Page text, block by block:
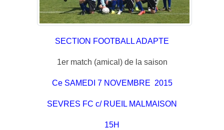
SECTION FOOTBALL ADAPTE
1er match (amical) de la saison
Ce SAMEDI 7 NOVEMBRE 2015
SEVRES FC c/ RUEIL MALMAISON
15H